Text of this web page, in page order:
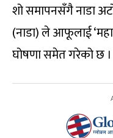
शो समापनसँगै नाडा
(नाडा) ले आफूलाई
घोषणा समेत गरेको छ ।